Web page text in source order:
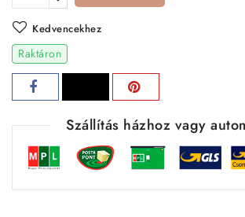
Kedvencekhez
Raktáron
Szállítás házhoz vagy